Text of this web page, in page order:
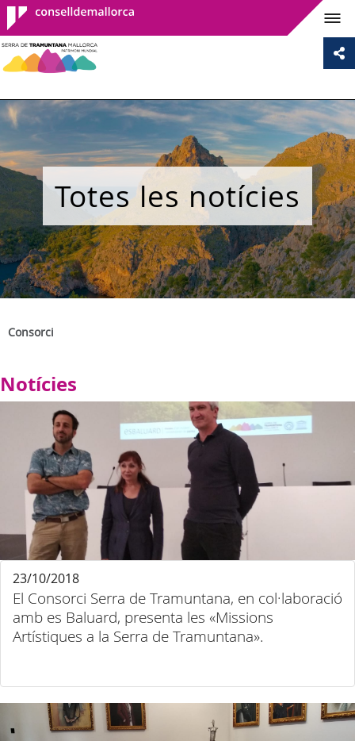
Consell de
Mallorca
Totes les notícies
Consorci
Notícies
El Consorci Serra de Tramuntana, en col·laboració
amb es Baluard, presenta les «Missions
Artístiques a la Serra de Tramuntana».
23/10/2018